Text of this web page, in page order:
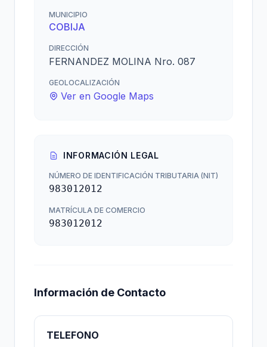
MUNICIPIO
COBIJA
DIRECCIÓN
FERNANDEZ MOLINA Nro. 087
GEOLOCALIZACIÓN
Ver en Google Maps
INFORMACIÓN LEGAL
NÚMERO DE IDENTIFICACIÓN TRIBUTARIA (NIT)
983012012
MATRÍCULA DE COMERCIO
983012012
Información de Contacto
TELEFONO